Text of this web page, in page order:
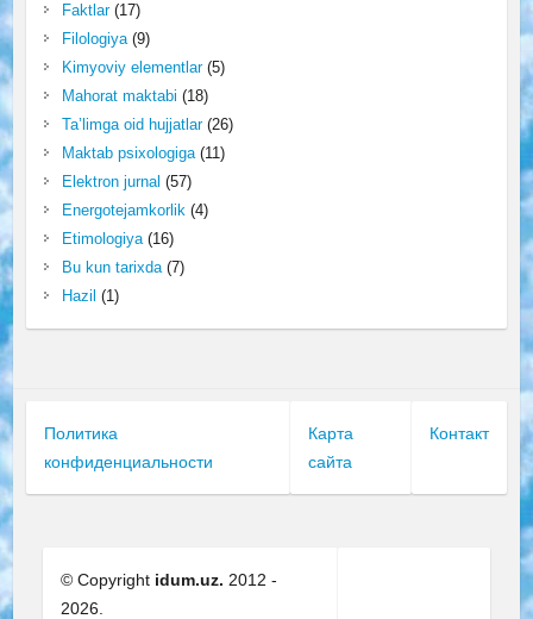
Faktlar(17)
Filologiya(9)
Kimyoviy elementlar(5)
Mahorat maktabi (18)
Ta’limga oid hujjatlar(26)
Maktab psixologiga(11)
Elektron jurnal (57)
Energotejamkorlik(4)
Etimologiya(16)
Bu kun tarixda(7)
Hazil (1)
Политика
конфиденциальности
Карта
сайта
Контакт
© Copyright idum.uz. 2012 -
2026.